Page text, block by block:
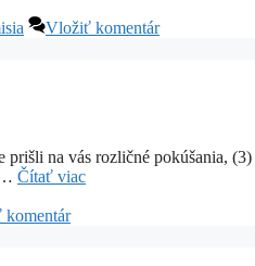
Vložiť komentár
na vás rozličné pokúšania, (3)
… Čítať viac